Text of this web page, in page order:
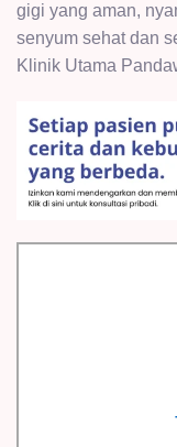
gigi yang aman,
senyum sehat dan
Klinik Utama